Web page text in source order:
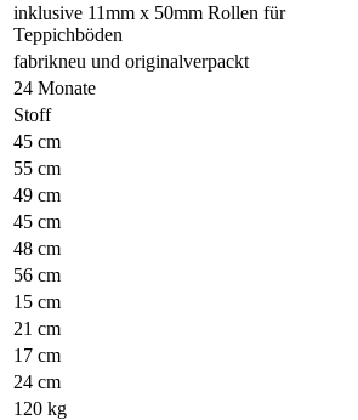
inklusive 11mm x 50mm Rollen für
Teppichböden
fabrikneu und originalverpackt
24 Monate
Stoff
45 cm
55 cm
49 cm
45 cm
48 cm
56 cm
15 cm
21 cm
17 cm
24 cm
120 kg